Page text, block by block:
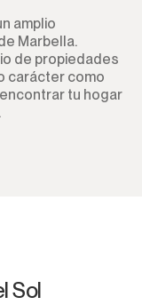
amplio
Marbella.
de propiedades
carácter como
tu hogar
Sol